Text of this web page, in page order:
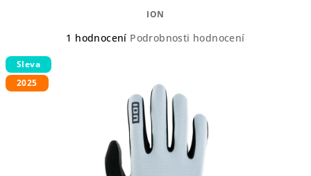
ION
Průměrné
1 hodnocení Podrobnosti hodnocení
Sleva
2025